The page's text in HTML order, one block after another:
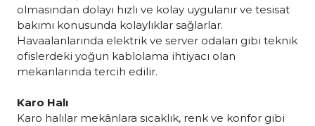
olmasından dolayı hızlı ve kolay uygulanır ve tesisat
bakımı konusunda kolaylıklar sağlarlar.
Havaalanlarında elektrik ve server odaları gibi teknik
ofislerdeki yoğun kablolama ihtiyacı olan
mekanlarında tercih edilir.
Karo Halı
Karo halılar mekânlara sıcaklık, renk ve konfor gibi